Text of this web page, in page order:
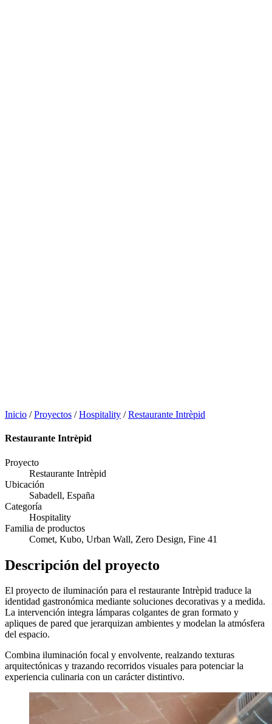
Inicio / Proyectos / Hospitality / Restaurante Intrèpid
Restaurante Intrèpid
Proyecto
Restaurante Intrèpid
Ubicación
Sabadell, España
Categoría
Hospitality
Familia de productos
Comet, Kubo, Urban Wall, Zero Design, Fine 41
Descripción del proyecto
El proyecto de iluminación para el restaurante Intrèpid traduce la
identidad gastronómica mediante soluciones decorativas y a medida.
La intervención integra lámparas colgantes de gran formato y
apliques de pared que jerarquizan ambientes y modelan la atmósfera
del espacio.
Combina iluminación focal y envolvente, realzando texturas
arquitectónicas y trazando recorridos visuales para potenciar la
experiencia culinaria con un carácter distintivo.